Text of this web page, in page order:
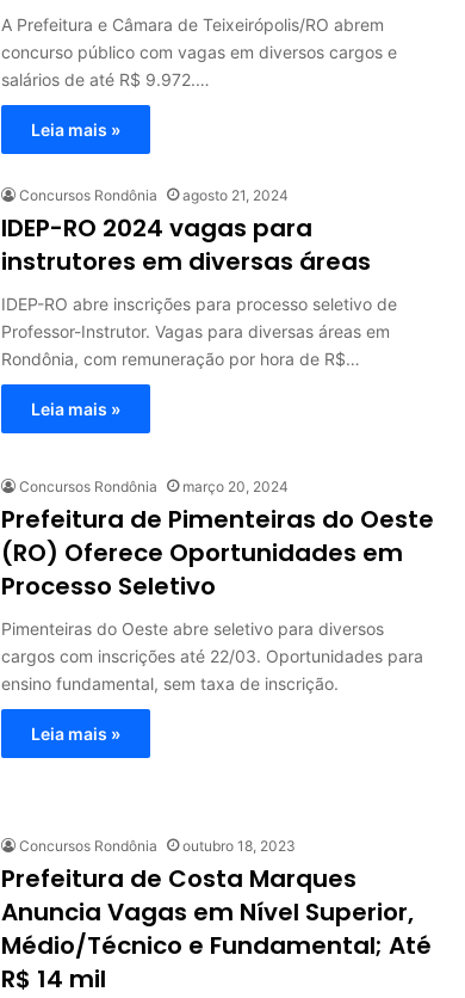
A Prefeitura e Câmara de Teixeirópolis/RO abrem
concurso público com vagas em diversos cargos e
salários de até R$ 9.972.…
Leia mais »
Concursos Rondônia agosto 21, 2024
IDEP-RO 2024 vagas para
instrutores em diversas áreas
IDEP-RO abre inscrições para processo seletivo de
Professor-Instrutor. Vagas para diversas áreas em
Rondônia, com remuneração por hora de R$…
Leia mais »
Concursos Rondônia março 20, 2024
Prefeitura de Pimenteiras do Oeste
(RO) Oferece Oportunidades em
Processo Seletivo
Pimenteiras do Oeste abre seletivo para diversos
cargos com inscrições até 22/03. Oportunidades para
ensino fundamental, sem taxa de inscrição.
Leia mais »
Concursos Rondônia outubro 18, 2023
Prefeitura de Costa Marques
Anuncia Vagas em Nível Superior,
Médio/Técnico e Fundamental; Até
R$ 14 mil